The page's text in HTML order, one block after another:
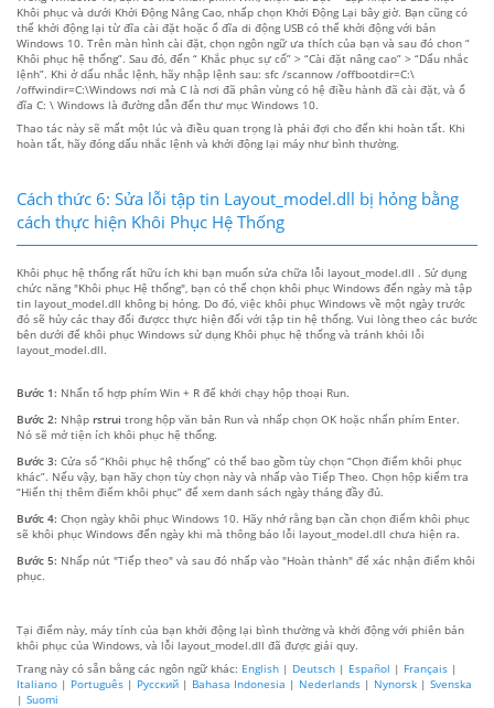
Khôi phục và dưới Khởi Động Nâng Cao, nhấp chọn Khởi Động Lại bây giờ. Bạn cũng có
thể khởi động lại từ đĩa cài đặt hoặc ổ đĩa di động USB có thể khởi động với bản
Windows 10. Trên màn hình cài đặt, chọn ngôn ngữ ưa thích của bạn và sau đó chon “
Khôi phục hệ thống”. Sau đó, đến “ Khắc phục sự cố” > “Cài đặt nâng cao” > “Dấu nhắc
lệnh”. Khi ở dấu nhắc lệnh, hãy nhập lệnh sau: sfc /scannow /offbootdir=C:\
/offwindir=C:\Windows nơi mà C là nơi đã phân vùng có hệ điều hành đã cài đặt, và ổ
đĩa C: \ Windows là đường dẫn đến thư mục Windows 10.
Thao tác này sẽ mất một lúc và điều quan trọng là phải đợi cho đến khi hoàn tất. Khi
hoàn tất, hãy đóng dấu nhắc lệnh và khởi động lại máy như bình thường.
Cách thức 6: Sửa lỗi tập tin Layout_model.dll bị hỏng bằng
cách thực hiện Khôi Phục Hệ Thống
Khôi phục hệ thống rất hữu ích khi bạn muốn sửa chữa lỗi layout_model.dll . Sử dụng
chức năng "Khôi phục Hệ thống", bạn có thể chọn khôi phục Windows đến ngày mà tập
tin layout_model.dll không bị hỏng. Do đó, việc khôi phục Windows về một ngày trước
đó sẽ hủy các thay đổi đượcc thực hiện đối với tập tin hệ thống. Vui lòng theo các bước
bên dưới để khôi phục Windows sử dụng Khôi phục hệ thống và tránh khỏi lỗi
layout_model.dll.
Bước 1: Nhấn tổ hợp phím Win + R để khởi chạy hộp thoại Run.
Bước 2: Nhập rstrui trong hộp văn bản Run và nhấp chọn OK hoặc nhấn phím Enter.
Nó sẽ mở tiện ích khôi phục hệ thống.
Bước 3: Cửa sổ “Khôi phục hệ thống” có thể bao gồm tùy chọn “Chọn điểm khôi phục
khác”. Nếu vậy, bạn hãy chọn tùy chọn này và nhấp vào Tiếp Theo. Chọn hộp kiểm tra
“Hiển thị thêm điểm khôi phục” để xem danh sách ngày tháng đầy đủ.
Bước 4: Chọn ngày khôi phục Windows 10. Hãy nhớ rằng bạn cần chọn điểm khôi phục
sẽ khôi phục Windows đến ngày khi mà thông báo lỗi layout_model.dll chưa hiện ra.
Bước 5: Nhấp nút "Tiếp theo" và sau đó nhấp vào "Hoàn thành" để xác nhận điểm khôi
phục.
Tại điểm này, máy tính của bạn khởi động lại bình thường và khởi động với phiên bản
khôi phục của Windows, và lỗi layout_model.dll đã được giải quy.
Trang này có sẵn bằng các ngôn ngữ khác: English | Deutsch | Español | Français |
Italiano | Português | Русский | Bahasa Indonesia | Nederlands | Nynorsk | Svenska
| Suomi